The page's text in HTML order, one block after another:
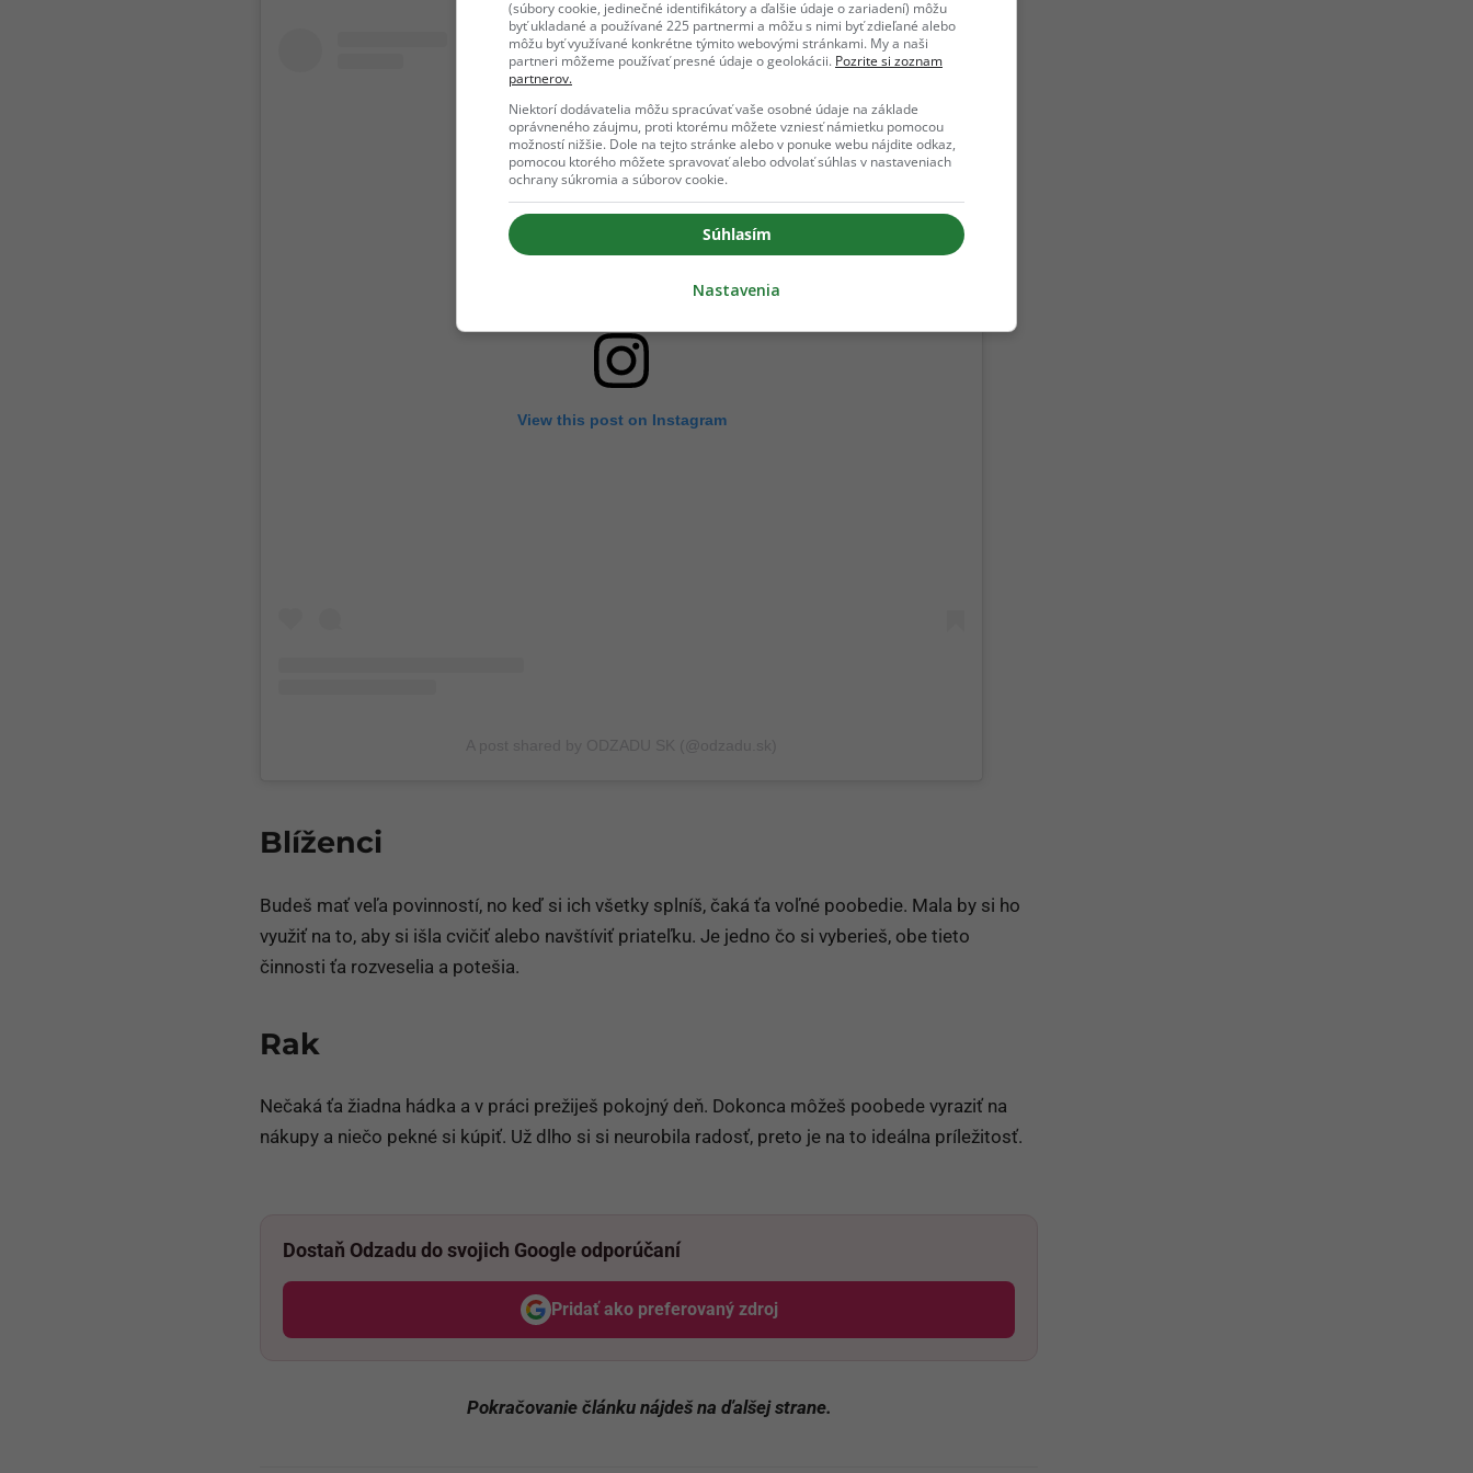
View this post on Instagram
Blíženci
Budeš mať veľa povinností, no keď si ich všetky splníš, čaká ťa voľné poobedie. Mala by si ho
využiť na to, aby si išla cvičiť alebo navštíviť priateľku. Je jedno čo si vyberieš, obe tieto
činnosti ťa rozveselia a potešia.
Rak
Nečaká ťa žiadna hádka a v práci prežiješ pokojný deň. Dokonca môžeš poobede vyraziť na
nákupy a niečo pekné si kúpiť. Už dlho si si neurobila radosť, preto je na to ideálna príležitosť.
Dostaň Odzadu do svojich Google odporúčaní
Pridať ako preferovaný zdroj
Odzadu, odkaz sa otvorí v novom okne
Pokračovanie článku nájdeš na ďalšej strane.
(súbory cookie, jedinečné identifikátory a ďalšie údaje o zariadení) môžu
byť ukladané a používané 225 partnermi a môžu s nimi byť zdieľané alebo
môžu byť využívané konkrétne týmito webovými stránkami. My a naši
partneri môžeme používať presné údaje o geolokácii. Pozrite si zoznam
partnerov.
Niektorí dodávatelia môžu spracúvať vaše osobné údaje na základe
oprávneného záujmu, proti ktorému môžete vzniesť námietku pomocou
možností nižšie. Dole na tejto stránke alebo v ponuke webu nájdite odkaz,
pomocou ktorého môžete spravovať alebo odvolať súhlas v nastaveniach
ochrany súkromia a súborov cookie.
Súhlasím
Nastavenia